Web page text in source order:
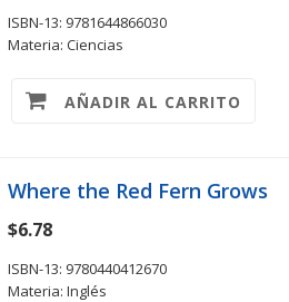
ISBN-13: 9781644866030
Materia: Ciencias
AÑADIR AL CARRITO
Where the Red Fern Grows
$6.78
ISBN-13: 9780440412670
Materia: Inglés